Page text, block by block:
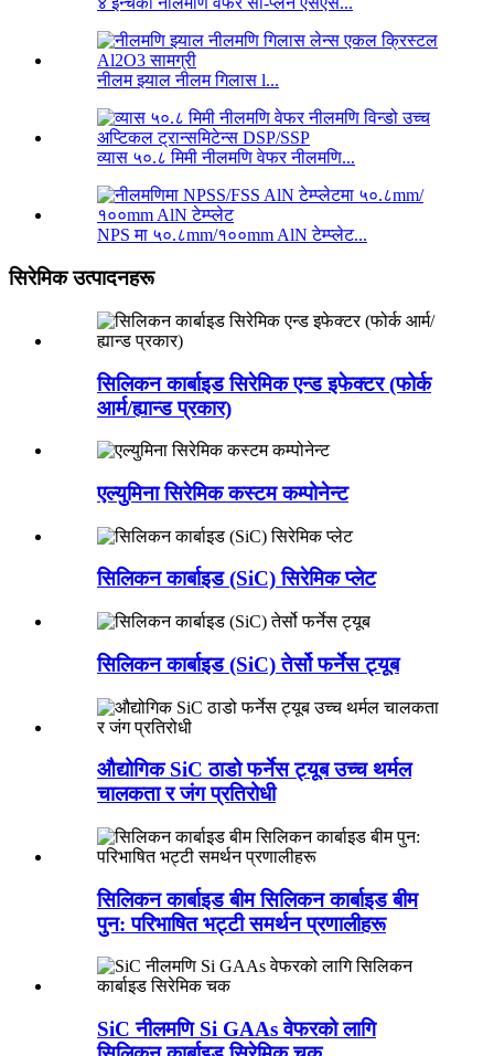
नीलम झ्याल नीलम गिलास l...
व्यास ५०.८ मिमी नीलमणि वेफर नीलमणि...
NPS मा ५०.८mm/१००mm AlN टेम्प्लेट...
सिरेमिक उत्पादनहरू
सिलिकन कार्बाइड सिरेमिक एन्ड इफेक्टर (फोर्क
आर्म/ह्यान्ड प्रकार)
एल्युमिना सिरेमिक कस्टम कम्पोनेन्ट
सिलिकन कार्बाइड (SiC) सिरेमिक प्लेट
सिलिकन कार्बाइड (SiC) तेर्सो फर्नेस ट्यूब
औद्योगिक SiC ठाडो फर्नेस ट्यूब उच्च थर्मल
चालकता र जंग प्रतिरोधी
सिलिकन कार्बाइड बीम सिलिकन कार्बाइड बीम
पुन: परिभाषित भट्टी समर्थन प्रणालीहरू
SiC नीलमणि Si GAAs वेफरको लागि